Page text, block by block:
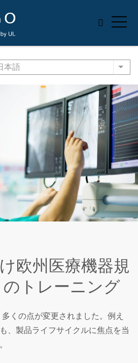
本語 List
欧州医療機器規
トレーニング
くの点が変更されました。例え
、製品ライフサイクルに焦点を当